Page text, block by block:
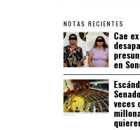
NOTAS RECIENTES
Cae
en
veces